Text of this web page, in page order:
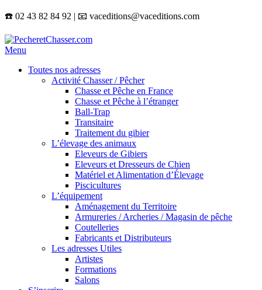
☎️ 02 43 82 84 92 | 📧 vaceditions@vaceditions.com
Menu
Toutes nos adresses
Activité Chasser / Pêcher
Chasse et Pêche en France
Chasse et Pêche à l’étranger
Ball-Trap
Transitaire
Traitement du gibier
L’élevage des animaux
Eleveurs de Gibiers
Eleveurs et Dresseurs de Chien
Matériel et Alimentation d’Élevage
Piscicultures
L’équipement
Aménagement du Territoire
Armureries / Archeries / Magasin de pêche
Coutelleries
Fabricants et Distributeurs
Les adresses Utiles
Artistes
Formations
Salons